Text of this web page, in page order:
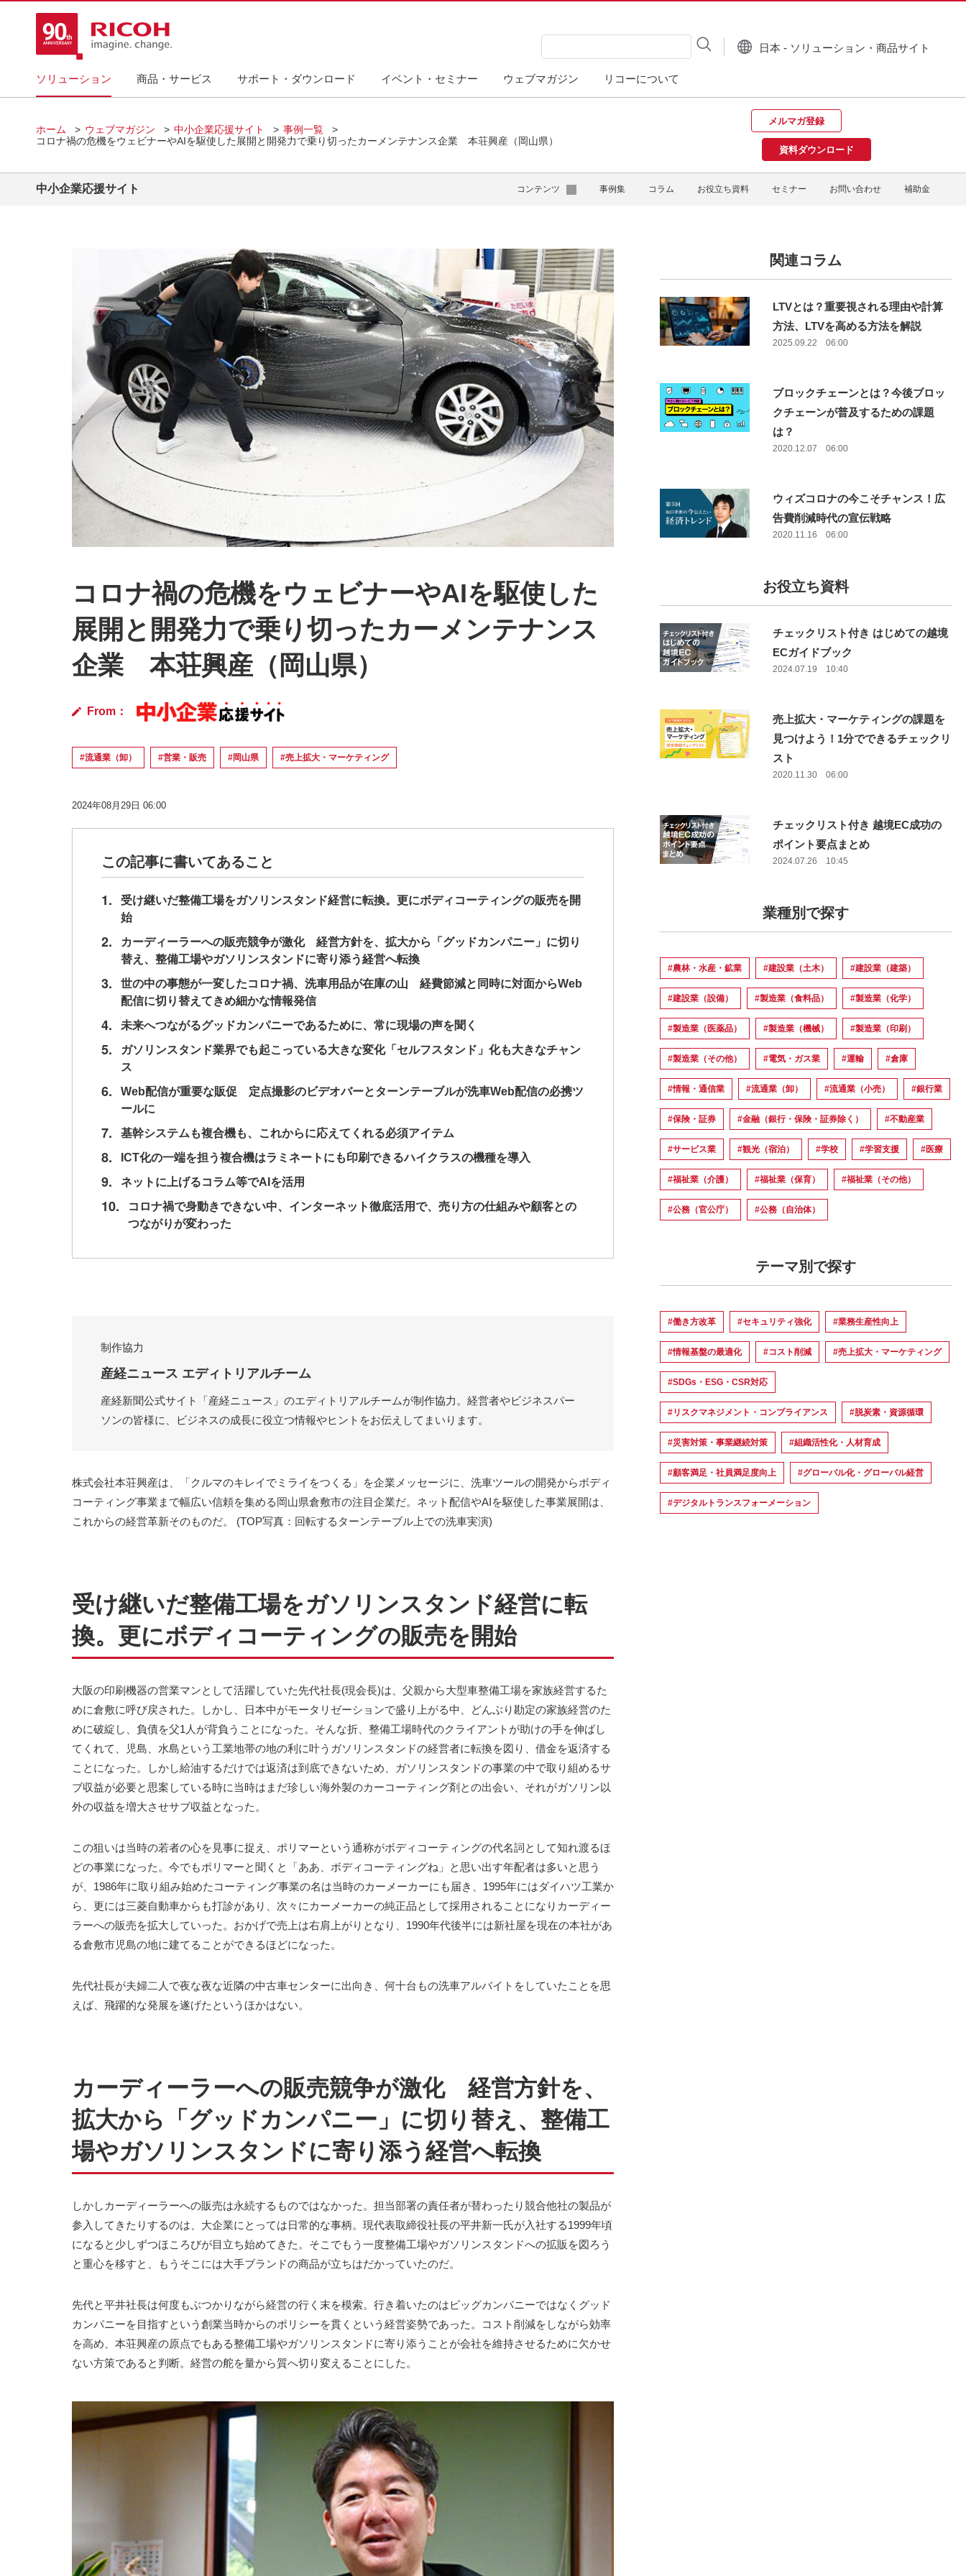
ソリューション 商品・サービス サポート・ダウンロード イベント・セミナー ウェブマガジン リコーについて
日本 - ソリューション・商品サイト
ホーム ウェブマガジン 中小企業応援サイト
事例一覧
コロナ禍の危機をウェビナーやAIを駆使した展開と開発力で乗り切ったカーメンテナンス企業 本荘興産（岡山県）
メルマガ登録
資料ダウンロード
中小企業応援サイト コンテンツ 事例集 コラム お役立ち資料 セミナー お問い合わせ 補助金
コロナ禍の危機をウェビナーやAIを駆使した
展開と開発力で乗り切ったカーメンテナンス
企業 本荘興産（岡山県）
From：
#流通業（卸） #営業・販売 #岡山県 #売上拡大・マーケティング
2024年08月29日 06:00
この記事に書いてあること
1.
受け継いだ整備工場をガソリンスタンド経営に転換。更にボディコーティングの販売を開
始
2.
カーディーラーへの販売競争が激化 経営方針を、拡大から「グッドカンパニー」に切り
替え、整備工場やガソリンスタンドに寄り添う経営へ転換
3.
世の中の事態が一変したコロナ禍、洗車用品が在庫の山 経費節減と同時に対面からWeb
配信に切り替えてきめ細かな情報発信
4. 未来へつながるグッドカンパニーであるために、常に現場の声を聞く
5.
ガソリンスタンド業界でも起こっている大きな変化「セルフスタンド」化も大きなチャン
ス
6.
Web配信が重要な販促 定点撮影のビデオバーとターンテーブルが洗車Web配信の必携ツ
ールに
7. 基幹システムも複合機も、これからに応えてくれる必須アイテム
8. ICT化の一端を担う複合機はラミネートにも印刷できるハイクラスの機種を導入
9. ネットに上げるコラム等でAIを活用
10.
コロナ禍で身動きできない中、インターネット徹底活用で、売り方の仕組みや顧客との
つながりが変わった
制作協力
産経ニュース エディトリアルチーム
産経新聞公式サイト「産経ニュース」のエディトリアルチームが制作協力。経営者やビジネスパー
ソンの皆様に、ビジネスの成長に役立つ情報やヒントをお伝えしてまいります。
株式会社本荘興産は、「クルマのキレイでミライをつくる」を企業メッセージに、洗車ツールの開発からボディ
コーティング事業まで幅広い信頼を集める岡山県倉敷市の注目企業だ。ネット配信やAIを駆使した事業展開は、
これからの経営革新そのものだ。 (TOP写真：回転するターンテーブル上での洗車実演)
受け継いだ整備工場をガソリンスタンド経営に転
換。更にボディコーティングの販売を開始
大阪の印刷機器の営業マンとして活躍していた先代社長(現会長)は、父親から大型車整備工場を家族経営するた
めに倉敷に呼び戻された。しかし、日本中がモータリゼーションで盛り上がる中、どんぶり勘定の家族経営のた
めに破綻し、負債を父1人が背負うことになった。そんな折、整備工場時代のクライアントが助けの手を伸ばし
てくれて、児島、水島という工業地帯の地の利に叶うガソリンスタンドの経営者に転換を図り、借金を返済する
ことになった。しかし給油するだけでは返済は到底できないため、ガソリンスタンドの事業の中で取り組めるサ
ブ収益が必要と思案している時に当時はまだ珍しい海外製のカーコーティング剤との出会い、それがガソリン以
外の収益を増大させサブ収益となった。
この狙いは当時の若者の心を見事に捉え、ポリマーという通称がボディコーティングの代名詞として知れ渡るほ
どの事業になった。今でもポリマーと聞くと「ああ、ボディコーティングね」と思い出す年配者は多いと思う
が、1986年に取り組み始めたコーティング事業の名は当時のカーメーカーにも届き、1995年にはダイハツ工業か
ら、更には三菱自動車からも打診があり、次々にカーメーカーの純正品として採用されることになりカーディー
ラーへの販売を拡大していった。おかげで売上は右肩上がりとなり、1990年代後半には新社屋を現在の本社があ
る倉敷市児島の地に建てることができるほどになった。
先代社長が夫婦二人で夜な夜な近隣の中古車センターに出向き、何十台もの洗車アルバイトをしていたことを思
えば、飛躍的な発展を遂げたというほかはない。
カーディーラーへの販売競争が激化 経営方針を、
拡大から「グッドカンパニー」に切り替え、整備工
場やガソリンスタンドに寄り添う経営へ転換
しかしカーディーラーへの販売は永続するものではなかった。担当部署の責任者が替わったり競合他社の製品が
参入してきたりするのは、大企業にとっては日常的な事柄。現代表取締役社長の平井新一氏が入社する1999年頃
になると少しずつほころびが目立ち始めてきた。そこでもう一度整備工場やガソリンスタンドへの拡販を図ろう
と重心を移すと、もうそこには大手ブランドの商品が立ちはだかっていたのだ。
先代と平井社長は何度もぶつかりながら経営の行く末を模索。行き着いたのはビッグカンパニーではなくグッド
カンパニーを目指すという創業当時からのポリシーを貫くという経営姿勢であった。コスト削減をしながら効率
を高め、本荘興産の原点でもある整備工場やガソリンスタンドに寄り添うことが会社を維持させるために欠かせ
ない方策であると判断。経営の舵を量から質へ切り変えることにした。
関連コラム
LTVとは？重要視される理由や計算
方法、LTVを高める方法を解説
2025.09.22 06:00
ブロックチェーンとは？今後ブロッ
クチェーンが普及するための課題
は？
2020.12.07 06:00
ウィズコロナの今こそチャンス！広
告費削減時代の宣伝戦略
2020.11.16 06:00
お役立ち資料
チェックリスト付き はじめての越境
ECガイドブック
2024.07.19 10:40
売上拡大・マーケティングの課題を
見つけよう！1分でできるチェックリ
スト
2020.11.30 06:00
チェックリスト付き 越境EC成功の
ポイント要点まとめ
2024.07.26 10:45
業種別で探す
#農林・水産・鉱業 #建設業（土木） #建設業（建築）
#建設業（設備） #製造業（食料品） #製造業（化学）
#製造業（医薬品） #製造業（機械） #製造業（印刷）
#製造業（その他） #電気・ガス業 #運輸 #倉庫
#情報・通信業 #流通業（卸） #流通業（小売） #銀行業
#保険・証券 #金融（銀行・保険・証券除く） #不動産業
#サービス業 #観光（宿泊） #学校 #学習支援 #医療
#福祉業（介護） #福祉業（保育） #福祉業（その他）
#公務（官公庁） #公務（自治体）
テーマ別で探す
#働き方改革 #セキュリティ強化 #業務生産性向上
#情報基盤の最適化 #コスト削減 #売上拡大・マーケティング
#SDGs・ESG・CSR対応
#リスクマネジメント・コンプライアンス #脱炭素・資源循環
#災害対策・事業継続対策 #組織活性化・人材育成
#顧客満足・社員満足度向上 #グローバル化・グローバル経営
#デジタルトランスフォーメーション